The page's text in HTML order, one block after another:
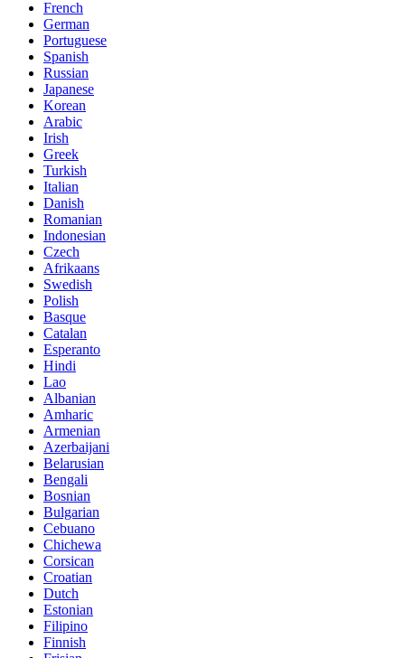
French
German
Portuguese
Spanish
Russian
Japanese
Korean
Arabic
Irish
Greek
Turkish
Italian
Danish
Romanian
Indonesian
Czech
Afrikaans
Swedish
Polish
Basque
Catalan
Esperanto
Hindi
Lao
Albanian
Amharic
Armenian
Azerbaijani
Belarusian
Bengali
Bosnian
Bulgarian
Cebuano
Chichewa
Corsican
Croatian
Dutch
Estonian
Filipino
Finnish